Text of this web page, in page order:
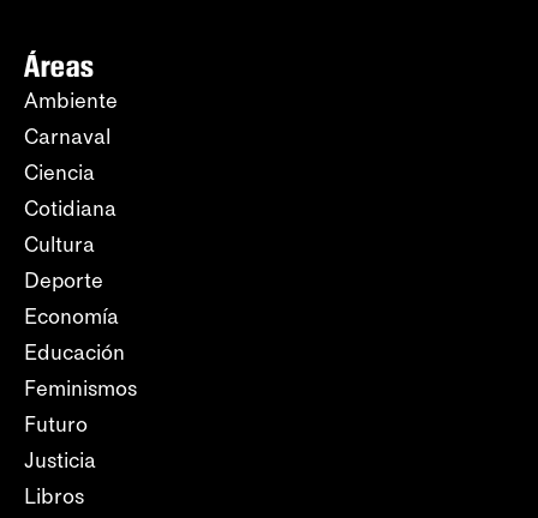
Áreas
Ambiente
Carnaval
Ciencia
Cotidiana
Cultura
Deporte
Economía
Educación
Feminismos
Futuro
Justicia
Libros